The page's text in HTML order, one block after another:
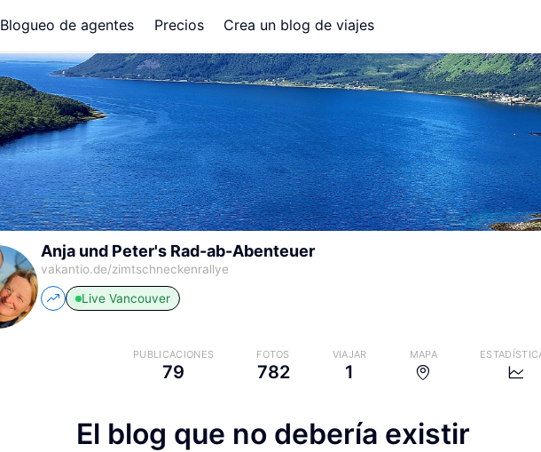
Blogueo de agentes Precios Crea un blog de viajes
Anja und Peter's Rad-ab-Abenteuer
vakantio.de/zimtschneckenrallye
Live Vancouver
PUBLICACIONES
79
FOTOS
782
VIAJAR
1
MAPA
El blog que no debería existir